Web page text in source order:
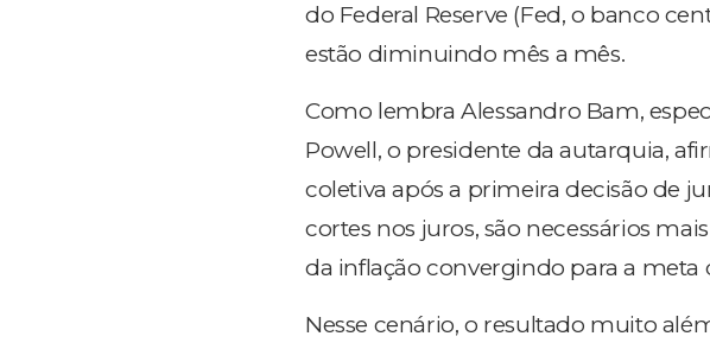
do Federal Reserve (Fed, o banco
estão diminuindo mês a mês.
Como lembra Alessandro Bam,
Powell, o presidente da autarquia,
coletiva após a primeira decisão de
cortes nos juros, são necessários
da inflação convergindo para a meta
Nesse cenário, o resultado muito